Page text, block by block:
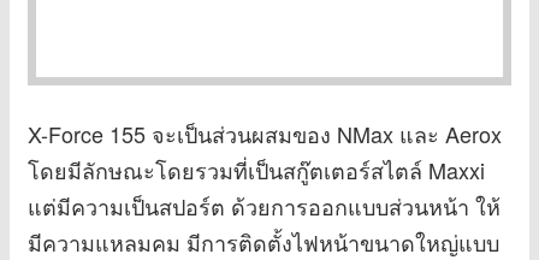
X-Force 155 จะเป็นส่วนผสมของ NMax และ Aerox
โดยมีลักษณะโดยรวมที่เป็นสกู๊ตเตอร์สไตล์ Maxxi
แต่มีความเป็นสปอร์ต ด้วยการออกแบบส่วนหน้า ให้
มีความแหลมคม มีการติดตั้งไฟหน้าขนาดใหญ่แบบ